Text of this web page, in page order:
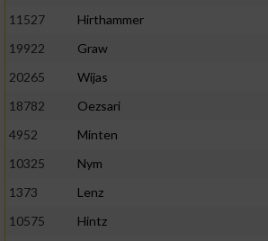
11527
Hirthammer
19922
Graw
20265
Wijas
18782
Oezsari
4952
Minten
10325
Nym
1373
Lenz
10575
Hintz